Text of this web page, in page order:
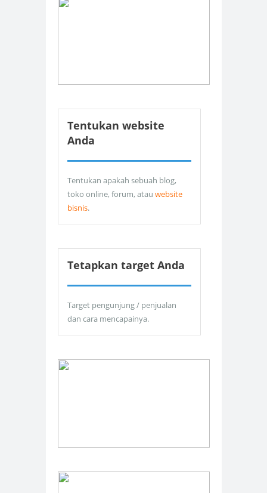
Tentukan website
Anda
Tentukan apakah sebuah blog,
toko online, forum, atau website
bisnis.
Tetapkan target Anda
Target pengunjung / penjualan
dan cara mencapainya.